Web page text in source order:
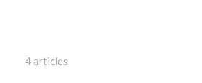
4 articles